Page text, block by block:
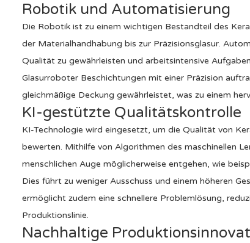
Robotik und Automatisierung
Die Robotik ist zu einem wichtigen Bestandteil des
der Materialhandhabung bis zur Präzisionsglasur.
Qualität zu gewährleisten und arbeitsintensive
Glasurroboter Beschichtungen mit einer Präzision
gleichmäßige Deckung gewährleistet, was zu einem
KI-gestützte Qualitätskontrolle
KI-Technologie wird eingesetzt, um die Qualität von
bewerten. Mithilfe von Algorithmen des maschinellen
menschlichen Auge möglicherweise entgehen, wie
Dies führt zu weniger Ausschuss und einem höheren
ermöglicht zudem eine schnellere Problemlösung,
Produktionslinie.
Nachhaltige